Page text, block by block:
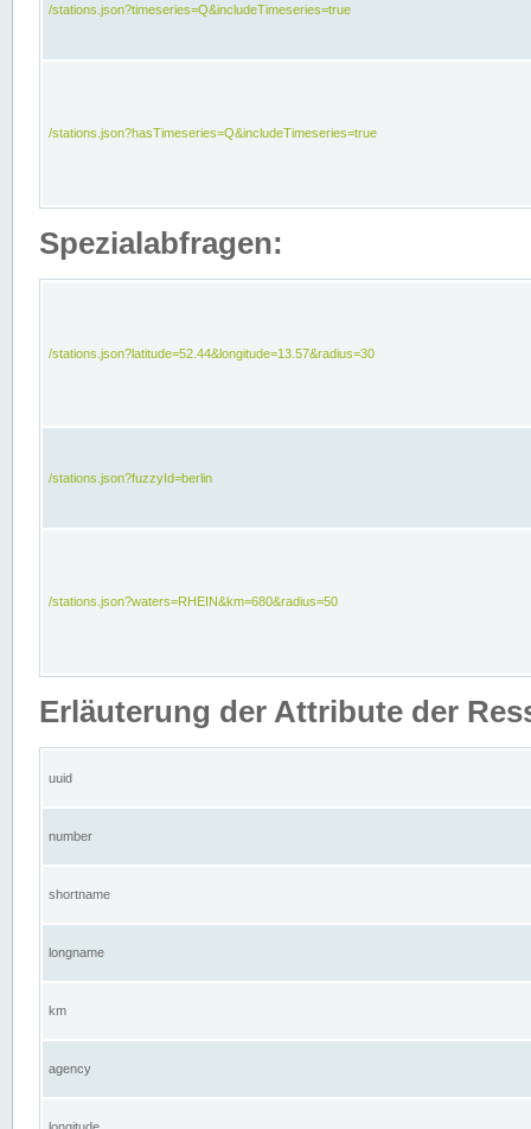
/stations.json?timeseries=Q&includeTimeseries=true
/stations.json?hasTimeseries=Q&includeTimeseries=true
Spezialabfragen:
/stations.json?latitude=52.44&longitude=13.57&radius=30
/stations.json?fuzzyId=berlin
/stations.json?waters=RHEIN&km=680&radius=50
Erläuterung der Attribute der
uuid
number
shortname
longname
km
agency